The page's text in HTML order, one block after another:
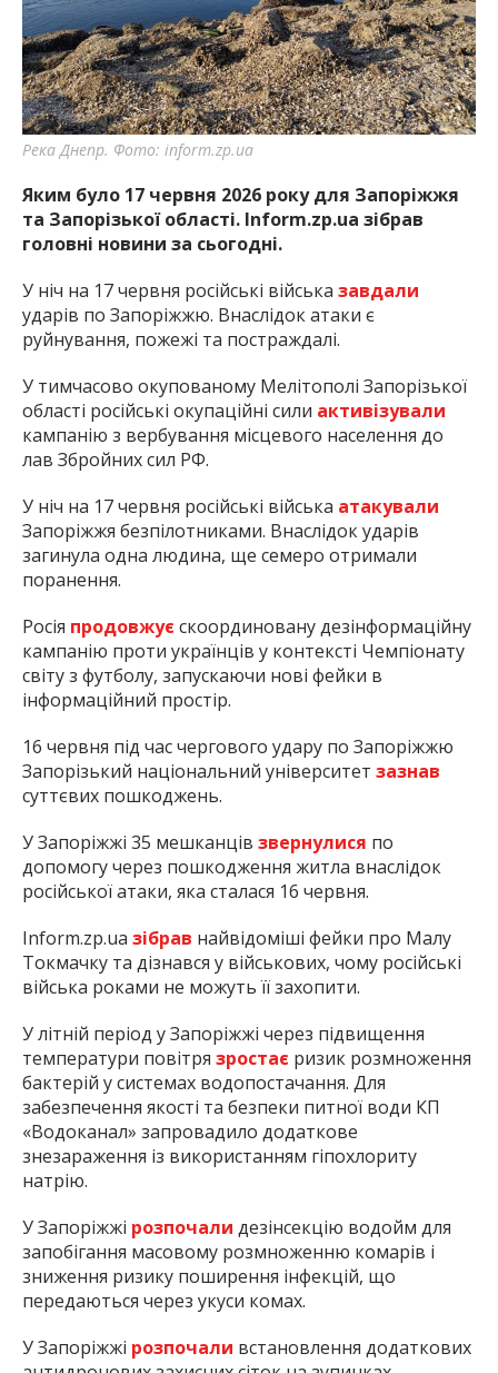
найважливішу інформацію про події
міста Запоріжжя та області.
Река Днепр. Фото: inform.zp.ua
Яким було 17 червня 2026 року для Запоріжжя
та Запорізької області. Inform.zp.ua зібрав
головні новини за сьогодні.
У ніч на 17 червня російські війська завдали
ударів по Запоріжжю. Внаслідок атаки є
руйнування, пожежі та постраждалі.
У тимчасово окупованому Мелітополі Запорізької
області російські окупаційні сили активізували
кампанію з вербування місцевого населення до
лав Збройних сил РФ.
У ніч на 17 червня російські війська атакували
Запоріжжя безпілотниками. Внаслідок ударів
загинула одна людина, ще семеро отримали
поранення.
Росія продовжує скоординовану дезінформаційну
кампанію проти українців у контексті Чемпіонату
світу з футболу, запускаючи нові фейки в
інформаційний простір.
16 червня під час чергового удару по Запоріжжю
Запорізький національний університет зазнав
суттєвих пошкоджень.
У Запоріжжі 35 мешканців звернулися по
допомогу через пошкодження житла внаслідок
російської атаки, яка сталася 16 червня.
Inform.zp.ua зібрав найвідоміші фейки про Малу
Токмачку та дізнався у військових, чому російські
війська роками не можуть її захопити.
У літній період у Запоріжжі через підвищення
температури повітря зростає ризик розмноження
бактерій у системах водопостачання. Для
забезпечення якості та безпеки питної води КП
«Водоканал» запровадило додаткове
знезараження із використанням гіпохлориту
натрію.
У Запоріжжі розпочали дезінсекцію водойм для
запобігання масовому розмноженню комарів і
зниження ризику поширення інфекцій, що
передаються через укуси комах.
У Запоріжжі розпочали встановлення додаткових